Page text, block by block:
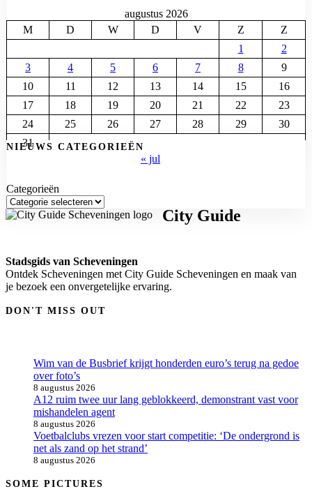
augustus 2026
M
D W D V Z
Z
1
2
3
4 5 6 7 8
9
10
11 12 13 14 15
16
17
18 19 20 21 22
23
24
25 26 27 28 29
30
31
« jul
NIEUWS CATEGORIEËN
Categorieën
City Guide
Stadsgids van Scheveningen
Ontdek Scheveningen met City Guide Scheveningen en maak van
je bezoek een onvergetelijke ervaring.
DON'T MISS OUT
Wim van de Busbrief krijgt honderden euro’s terug na gedoe
over foto’s
8 augustus 2026
A12 ruim twee uur lang geblokkeerd, demonstrant vast voor
mishandelen agent
8 augustus 2026
Voetbalclubs vrezen voor start competitie: ‘De ondergrond is
net als zand op het strand’
8 augustus 2026
SOME PICTURES